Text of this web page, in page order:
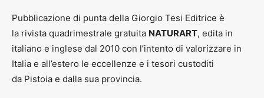
Pubblicazione di punta della Giorgio Tesi Editrice è
la rivista quadrimestrale gratuita NATURART, edita in
italiano e inglese dal 2010 con l’intento di valorizzare in
Italia e all’estero le eccellenze e i tesori custoditi
da Pistoia e dalla sua provincia.